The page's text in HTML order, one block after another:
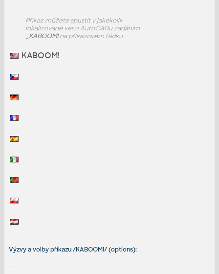
Příkazmůžete spustit v jakékoliv
lokalizované verzi AutoCADu zadáním
_KABOOM!na příkazovém řádku.
KABOOM!
Výzvy a volby příkazu /KABOOM!/ (options):
-